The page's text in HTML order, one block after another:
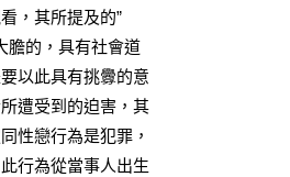
，其所提及的”
膽的，具有社會道
以此具有挑釁的意
遭受到的迫害，其
性戀行為是犯罪，
行為從當事人出生